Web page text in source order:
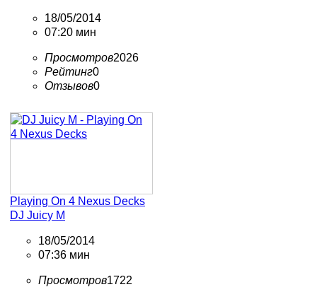
18/05/2014
07:20 мин
Просмотров2026
Рейтинг0
Отзывов0
Playing On 4 Nexus Decks
DJ Juicy M
18/05/2014
07:36 мин
Просмотров1722